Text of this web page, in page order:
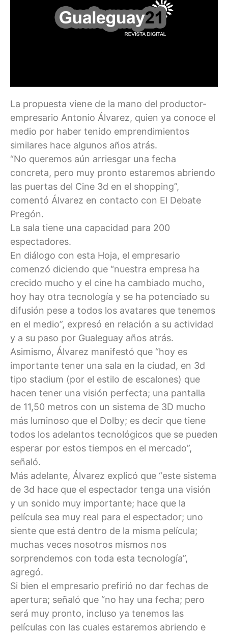
La propuesta viene de la mano del productor-
empresario Antonio Álvarez, quien ya conoce el
medio por haber tenido emprendimientos
similares hace algunos años atrás.
“No queremos aún arriesgar una fecha
concreta, pero muy pronto estaremos abriendo
las puertas del Cine 3d en el shopping”,
comentó Álvarez en contacto con El Debate
Pregón.
La sala tiene una capacidad para 200
espectadores.
En diálogo con esta Hoja, el empresario
comenzó diciendo que “nuestra empresa ha
crecido mucho y el cine ha cambiado mucho,
hoy hay otra tecnología y se ha potenciado su
difusión pese a todos los avatares que tenemos
en el medio”, expresó en relación a su actividad
y a su paso por Gualeguay años atrás.
Asimismo, Álvarez manifestó que “hoy es
importante tener una sala en la ciudad, en 3d
tipo stadium (por el estilo de escalones) que
hacen tener una visión perfecta; una pantalla
de 11,50 metros con un sistema de 3D mucho
más luminoso que el Dolby; es decir que tiene
todos los adelantos tecnológicos que se pueden
esperar por estos tiempos en el mercado”,
señaló.
Más adelante, Álvarez explicó que “este sistema
de 3d hace que el espectador tenga una visión
y un sonido muy importante; hace que la
película sea muy real para el espectador; uno
siente que está dentro de la misma película;
muchas veces nosotros mismos nos
sorprendemos con toda esta tecnología”,
agregó.
Si bien el empresario prefirió no dar fechas de
apertura; señaló que “no hay una fecha; pero
será muy pronto, incluso ya tenemos las
películas con las cuales estaremos abriendo e